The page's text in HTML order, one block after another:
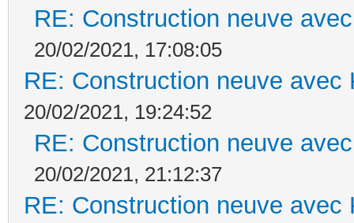
RE: Construction neuve
20/02/2021, 17:08:05
RE: Construction neuve avec
20/02/2021, 19:24:52
RE: Construction neuve
20/02/2021, 21:12:37
RE: Construction neuve avec